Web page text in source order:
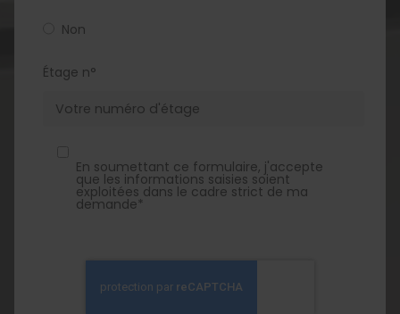
Non
Étage n°
En soumettant ce formulaire, j'accepte
que les informations saisies soient
exploitées dans le cadre strict de ma
demande*